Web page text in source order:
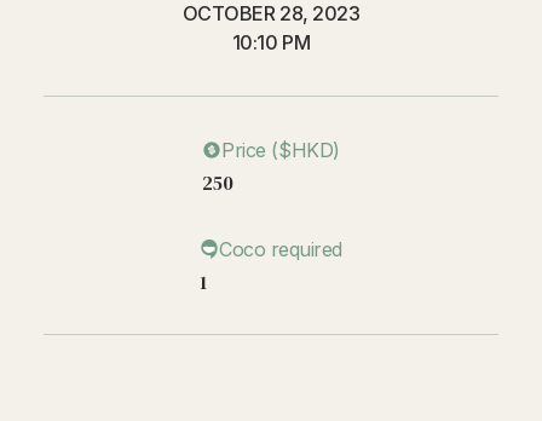
OCTOBER 28, 2023
10:10 PM
Price ($HKD)
250
Coco required
1